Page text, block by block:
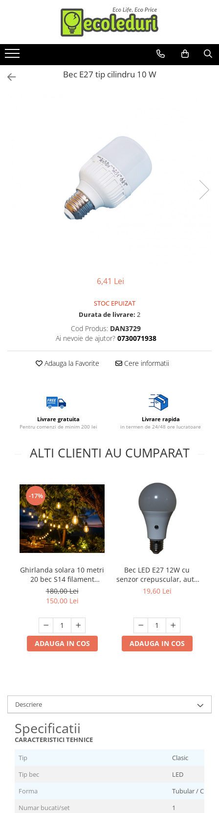
Toate Produsele
Becuri & lampi led cu fasung
Modul Led pentru aplica
Tub Neon Fluorescent (Clasic)
Aplice si Plafoniere Led
Lămpi portabile
exterior
Lustre
Aparataj şi accesorii
Alimentatoare/Drivere
Bară alimentare nul
Cablu electric, canal cablu
Cap prelungitor
electrice/Morsete/reglete
Dulii/Dulie adaptor
Electrocasnice de mici dimensiuni
Prelungitoare/Derulatoare
Prize
Starter/Droser
Triplu Stecher
Întrerupătoare/Comutatoare
Ştechere/Stecher adaptor
Ţeavă PVC
Bec E27 tip cilindru 10 W
6,41 Lei
STOC EPUIZAT
Durata de livrare: 2
Cod Produs: DAN3729
Ai nevoie de ajutor? 0730071938
Adauga la Favorite Cere informatii
Livrare gratuita
Pentru comenzi de minim 200 lei
Livrare rapida
in termen de 24/48 ore lucratoare
ALTI CLIENTI AU CUMPARAT
-17%
Ghirlanda solara 10 metri
20 bec S14 filament
lumina calda
180,00 Lei
150,00 Lei
ADAUGA IN COS
Bec LED E27 12W cu
senzor crepuscular, auto
ON/OFF, 6500K ,culoare-
19,60 Lei
ADAUGA IN COS
Descriere
Specificatii
CARACTERISTICI TEHNICE
Tip
Clasic
Tip bec
LED
Forma
Tubular /
Numar bucati/set
1